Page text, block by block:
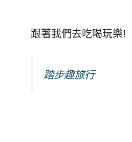
跟著我們去吃喝玩樂!
踏步趣旅行